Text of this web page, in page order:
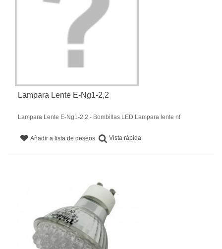
Lampara Lente E-Ng1-2,2
Lampara Lente E-Ng1-2,2 - Bombillas LED.Lampara lente nf
Añadir a lista de deseos Vista rápida